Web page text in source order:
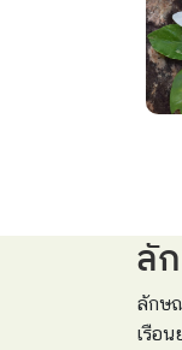
ลั
ลักษ
เรือ